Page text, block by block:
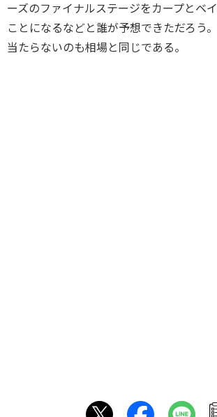
ーズのファイナルステージをカープとベ
ことになるなどと誰が予想できただろう
当たらないのも相場と同じである。